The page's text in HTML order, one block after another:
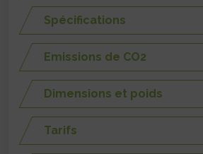
Spécifications
Emissions de CO2
Dimensions et poids
Tarifs